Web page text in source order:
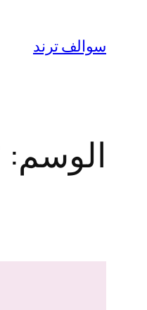
المحتوى
سوالف ترند
الوسم: